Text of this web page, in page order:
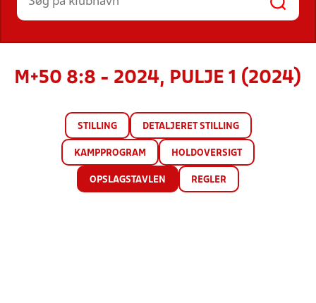
M+50 8:8 - 2024, PULJE 1 (2024)
STILLING DETALJERET STILLING
KAMPPROGRAM HOLDOVERSIGT
OPSLAGSTAVLEN REGLER